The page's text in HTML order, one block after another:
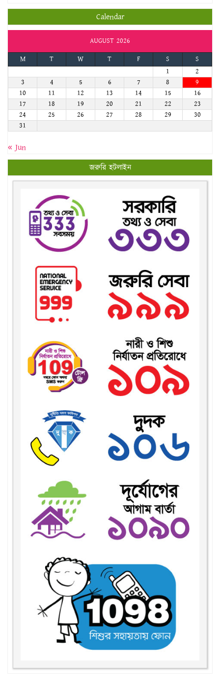
Calendar
AUGUST 2026
M
T W T F S
S
1
2
3
4 5 6 7 8
9
10
11 12 13 14 15
16
17
18 19 20 21 22
23
24
25 26 27 28 29
30
31
« Jun
জরুরি হটলাইন